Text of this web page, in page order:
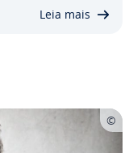
Leia mais